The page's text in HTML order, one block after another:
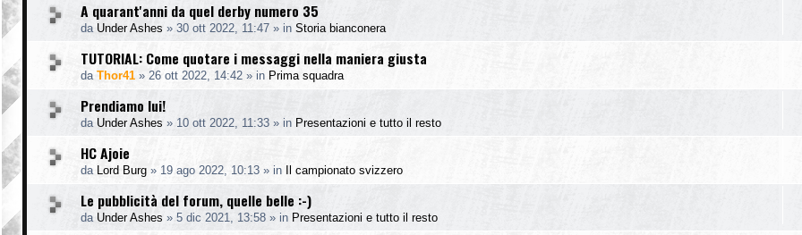
A quarant'anni da quel derby numero 35
da Under Ashes » 30 ott 2022, 11:47 » in Storia bianconera
TUTORIAL: Come quotare i messaggi nella maniera giusta
da Thor41 » 26 ott 2022, 14:42 » in Prima squadra
Prendiamo lui!
da Under Ashes » 10 ott 2022, 11:33 » in Presentazioni e tutto il resto
HC Ajoie
da Lord Burg » 19 ago 2022, 10:13 » in Il campionato svizzero
Le pubblicità del forum, quelle belle :-)
da Under Ashes » 5 dic 2021, 13:58 » in Presentazioni e tutto il resto